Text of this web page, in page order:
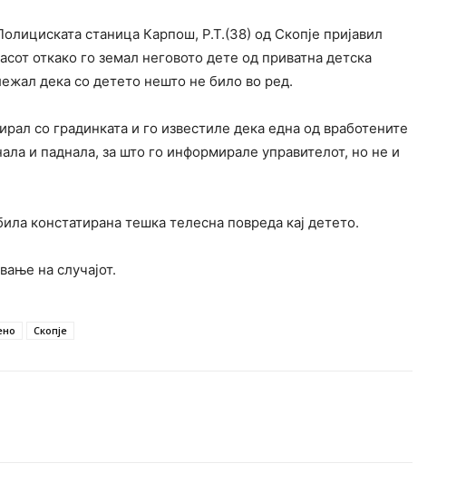
станица Карпош, Р.Т.(38) од Скопје пријавил
откако го земал неговото дете од приватна детска
дека со детето нешто не било во ред.
со градинката и го известиле дека една од вработените
и паднала, за што го информирале управителот, но не и
констатирана тешка телесна повреда кај детето.
на случајот.
Скопје